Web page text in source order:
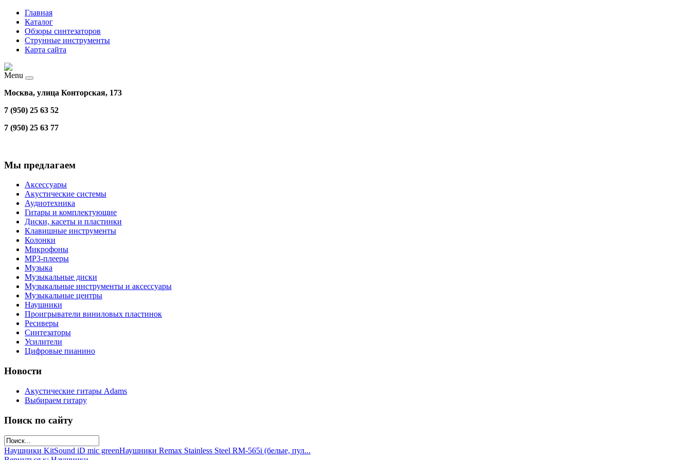
Главная
Каталог
Обзоры синтезаторов
Струнные инструменты
Карта сайта
Menu
Москва, улица Конторская, 173
7 (950) 25 63 52
7 (950) 25 63 77
Мы предлагаем
Аксессуары
Акустические системы
Аудиотехника
Гитары и комплектующие
Диски, касеты и пластинки
Клавишные инструменты
Колонки
Микрофоны
МР3-плееры
Музыка
Музыкальные диски
Музыкальные инструменты и аксессуары
Музыкальные центры
Наушники
Проигрыватели виниловых пластинок
Ресиверы
Синтезаторы
Усилители
Цифровые пианино
Новости
Акустические гитары Adams
Выбираем гитару
Поиск по сайту
Наушники KitSound iD mic greenНаушники Remax Stainless Steel RM-565i (белые, пул...